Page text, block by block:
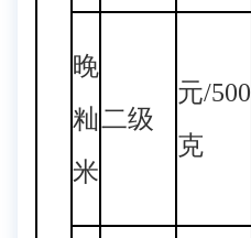
晚
籼
米
二级
元/500
克